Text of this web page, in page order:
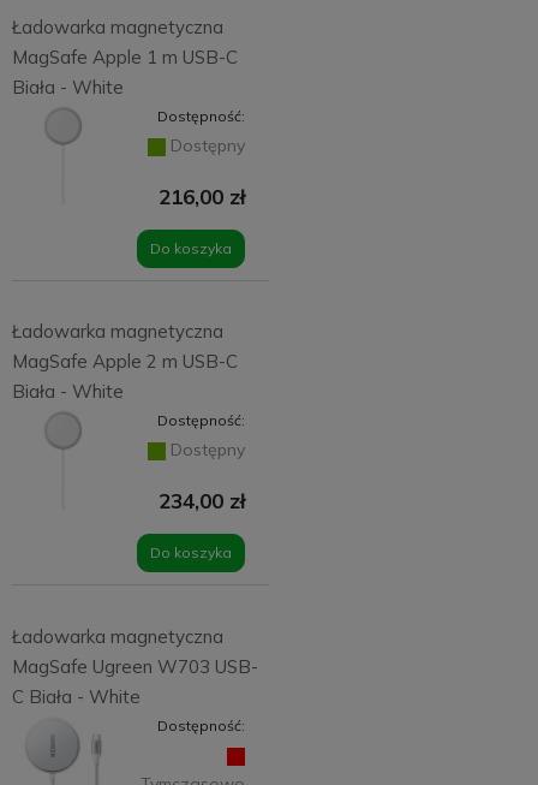
Ładowarka magnetyczna
MagSafe Apple 1 m USB-C
Biała - White
Dostępność:
Dostępny
216,00 zł
Do koszyka
Ładowarka magnetyczna
MagSafe Apple 2 m USB-C
Biała - White
Dostępność:
Dostępny
234,00 zł
Do koszyka
Ładowarka magnetyczna
MagSafe Ugreen W703 USB-
C Biała - White
Dostępność: